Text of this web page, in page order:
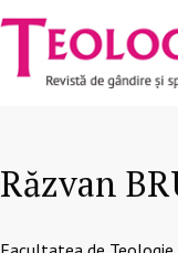
Mergi la conţinutul
Navigare
principală
Răzvan